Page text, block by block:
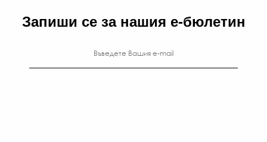
Запиши се за нашия е-бюлетин